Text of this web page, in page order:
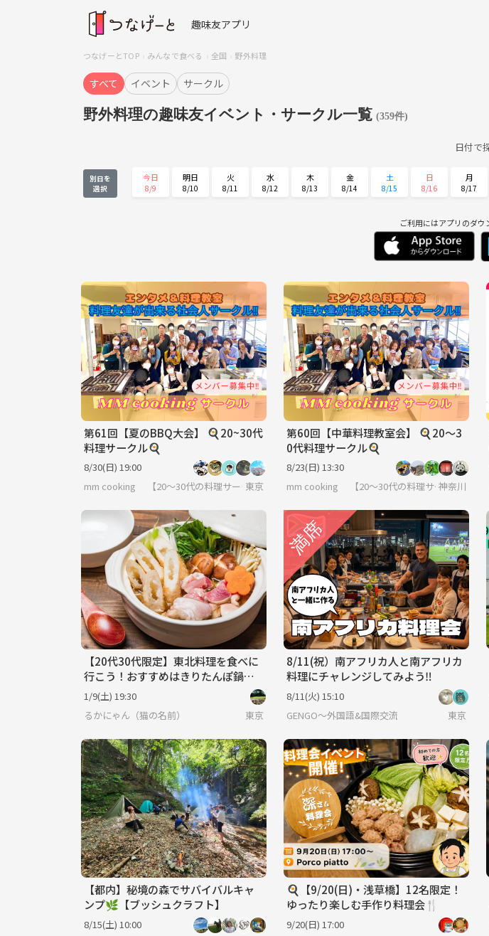
趣味友アプリ
つなげーとTOP みんなで食べる 全国 野外料理
すべて イベント サークル
野外料理の趣味友イベント・サークル一覧 (359件)
日付で
別日を
選択
今日
8/9
明日
8/10
火
8/11
水
8/12
木
8/13
金
8/14
土
8/15
日
8/16
月
8/17
9/3 9/4
ご利用にはアプリのダウ
第61回【夏のBBQ大会】 🍳20~30代
料理サークル🍳
8/30(日) 19:00
mm cooking 【20～30代の料理サークル】
東京
第60回【中華料理教室会】 🍳20〜3
0代料理サークル🍳
8/23(日) 13:30
mm cooking 【20～30代の料理サークル】
神奈川
【20代30代限定】東北料理を食べに
行こう！おすすめはきりたんぽ鍋で
す🦊🦊
1/9(土) 19:30
るかにゃん（猫の名前）
東京
8/11(祝）南アフリカ人と南アフリカ
料理にチャレンジしてみよう‼️
8/11(火) 15:10
GENGO〜外国語&国際交流
東京
【都内】秘境の森でサバイバルキャ
ンプ🌿【ブッシュクラフト】
8/15(土) 10:00
🍳【9/20(日)・浅草橋】12名限定！
ゆったり楽しむ手作り料理会🍴
9/20(日) 17:00